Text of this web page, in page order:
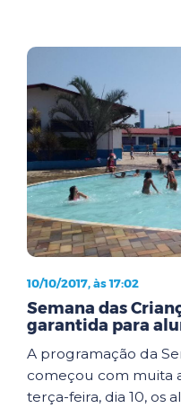
10/10/2017, às 17:02
Semana das
garantida para
A programação da
começou com muita
terça-feira, dia 10, os